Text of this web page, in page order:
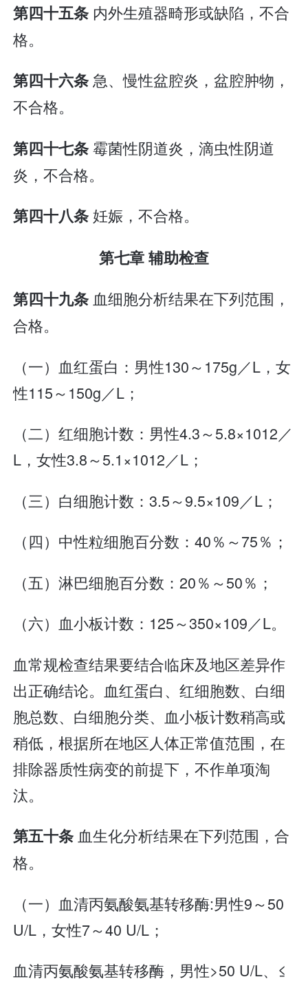
第四十五条 内外生殖器畸形或缺陷，不合
格。
第四十六条急、慢性盆腔炎，盆腔肿物，
不合格。
第四十七条霉菌性阴道炎，滴虫性阴道
炎，不合格。
第四十八条妊娠，不合格。
第七章 辅助检查
第四十九条血细胞分析结果在下列范围，
合格。
（一）血红蛋白：男性130～175g／L，女
性115～150g／L；
（二）红细胞计数：男性4.3～5.8×1012／
L，女性3.8～5.1×1012／L；
（三）白细胞计数：3.5～9.5×109／L；
（四）中性粒细胞百分数：40％～75％；
（五）淋巴细胞百分数：20％～50％；
（六）血小板计数：125～350×109／L。
血常规检查结果要结合临床及地区差异作
出正确结论。血红蛋白、红细胞数、白细
胞总数、白细胞分类、血小板计数稍高或
稍低，根据所在地区人体正常值范围，在
排除器质性病变的前提下，不作单项淘
汰。
第五十条血生化分析结果在下列范围，合
格。
（一）血清丙氨酸氨基转移酶:男性9～50
U/L，女性7～40 U/L；
血清丙氨酸氨基转移酶，男性>50 U/L、≤